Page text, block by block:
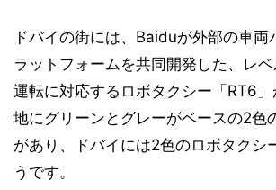
ドバイの街には、Baiduが外部の車両
ラットフォームを共同開発した、レ
運転に対応するロボタクシー「RT6」
地にグリーンとグレーがベースの2色
があり、ドバイには2色のロボタクシ
うです。